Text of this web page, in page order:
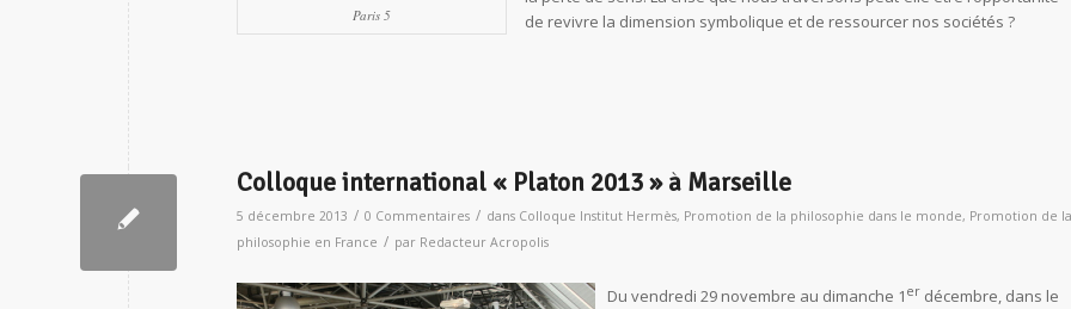
Paris 5
de revivre la dimension symbolique et de ressourcer nos sociétés ?
Colloque international « Platon 2013 » à Marseille
5 décembre 2013 / 0 Commentaires / dans Colloque Institut Hermès, Promotion de la philosophie dans le monde, Promotion de la
philosophie en France / par Redacteur Acropolis
Du vendredi 29 novembre au dimanche 1 er décembre, dans le